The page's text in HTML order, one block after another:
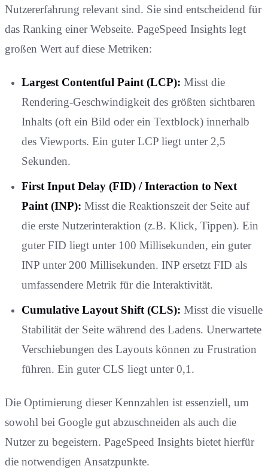
Nutzererfahrung relevant sind. Sie sind entscheidend für
das Ranking einer Webseite. PageSpeed Insights legt
großen Wert auf diese Metriken:
Largest Contentful Paint (LCP): Misst die
Rendering-Geschwindigkeit des größten sichtbaren
Inhalts (oft ein Bild oder ein Textblock) innerhalb
des Viewports. Ein guter LCP liegt unter 2,5
Sekunden.
First Input Delay (FID) / Interaction to Next
Paint (INP): Misst die Reaktionszeit der Seite auf
die erste Nutzerinteraktion (z.B. Klick, Tippen). Ein
guter FID liegt unter 100 Millisekunden, ein guter
INP unter 200 Millisekunden. INP ersetzt FID als
umfassendere Metrik für die Interaktivität.
Cumulative Layout Shift (CLS): Misst die visuelle
Stabilität der Seite während des Ladens. Unerwartete
Verschiebungen des Layouts können zu Frustration
führen. Ein guter CLS liegt unter 0,1.
Die Optimierung dieser Kennzahlen ist essenziell, um
sowohl bei Google gut abzuschneiden als auch die
Nutzer zu begeistern. PageSpeed Insights bietet hierfür
die notwendigen Ansatzpunkte.